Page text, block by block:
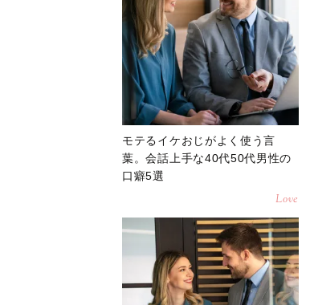
モテるイケおじがよく使う言
葉。会話上手な40代50代男性の
口癖5選
Love